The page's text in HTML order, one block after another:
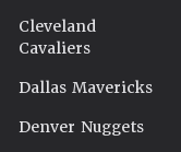
Cleveland
Cavaliers
Dallas Mavericks
Denver Nuggets